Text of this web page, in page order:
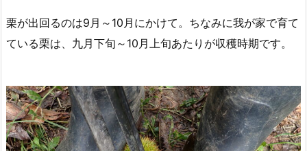
栗が出回るのは9月～10月にかけて。ちなみに我が家で育て
ている栗は、九月下旬～10月上旬あたりが収穫時期です。